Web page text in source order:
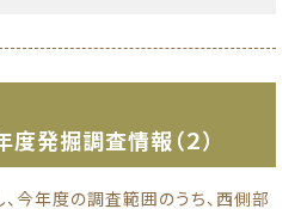
掘調査情報（２）
今年度の調査範囲のうち、西側部